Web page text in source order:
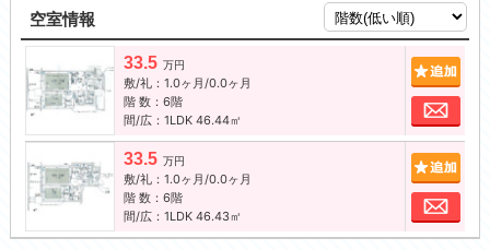
空室情報
33.5 万円
敷/礼：1.0ヶ月/0.0ヶ月
階 数：6階
間/広：1LDK 46.44㎡
お
33.5 万円
敷/礼：1.0ヶ月/0.0ヶ月
階 数：6階
間/広：1LDK 46.43㎡
お